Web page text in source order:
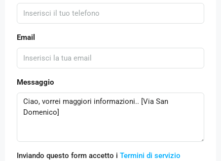
Email
Messaggio
Inviando questo form accetto i Termini di servizio